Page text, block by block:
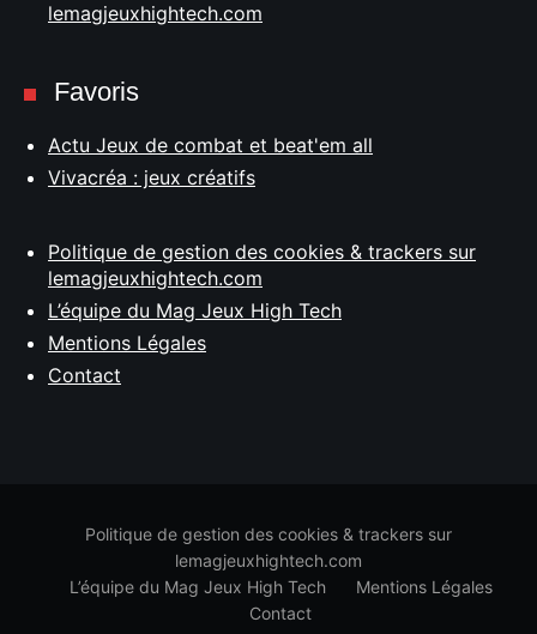
lemagjeuxhightech.com
Favoris
Actu Jeux de combat et beat'em all
Vivacréa : jeux créatifs
Politique de gestion des cookies & trackers sur
lemagjeuxhightech.com
L’équipe du Mag Jeux High Tech
Mentions Légales
Contact
Politique de gestion des cookies & trackers sur
lemagjeuxhightech.com
L’équipe du Mag Jeux High Tech
Mentions Légales
Contact